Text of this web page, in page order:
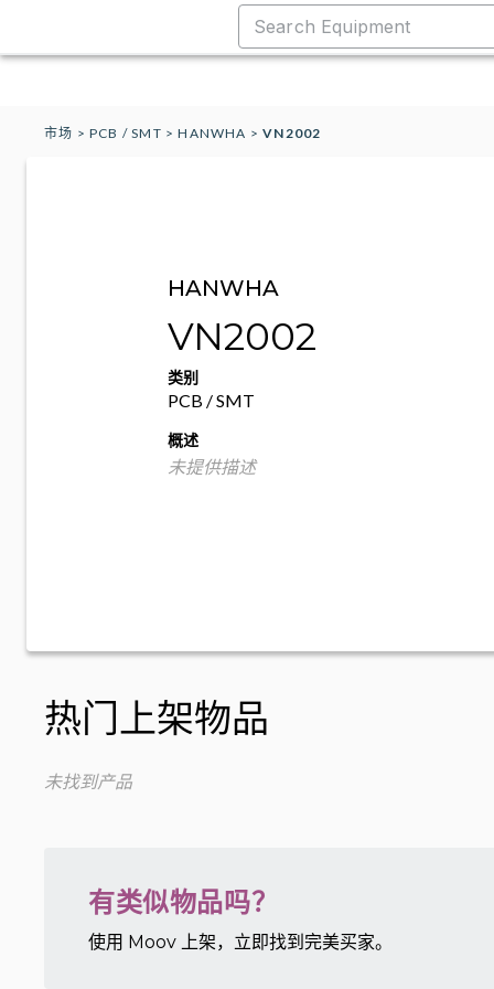
市场 >PCB / SMT >HANWHA >VN2002
HANWHA
VN2002
类别
PCB / SMT
概述
未提供描述
热门上架物品
未找到产品
有类似物品吗？
使用 Moov 上架，立即找到完美买家。